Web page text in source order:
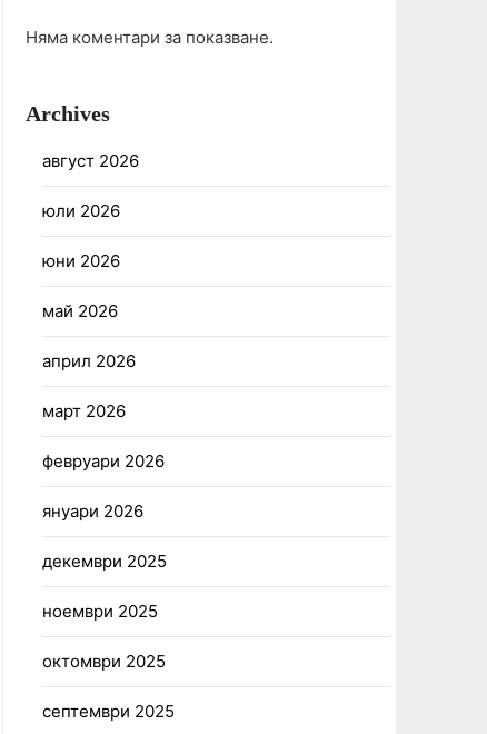
Няма коментари за показване.
Archives
август 2026
юли 2026
юни 2026
май 2026
април 2026
март 2026
февруари 2026
януари 2026
декември 2025
ноември 2025
октомври 2025
септември 2025